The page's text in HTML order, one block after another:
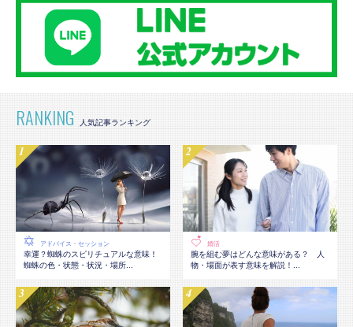
RANKING
アドバイス・セッション
幸運？蜘蛛のスピリチュアルな意味！
蜘蛛の色・状態・状況・場所...
婚活
腕を組む夢はどんな意味がある？ 人
物・場面が表す意味を解説！...